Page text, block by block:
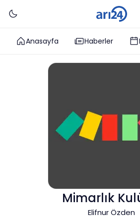
Anasayfa Haberler
Mimarlık
Elifnur Özden